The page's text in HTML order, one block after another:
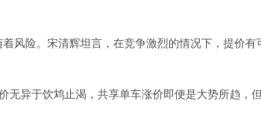
风险。宋清辉坦言，在竞争激烈的情况下，提价有
异于饮鸩止渴，共享单车涨价即便是大势所趋，